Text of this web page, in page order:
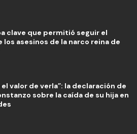
clave que permitió seguir el
los asesinos de la narco reina de
el valor de verla”: la declaración de
sobre la caída de su hija en